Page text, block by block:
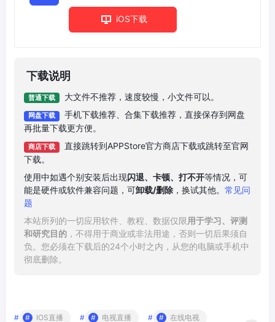
iOS下载
下载说明
普通下载 大文件不推荐，速度较慢，小文件可以。
网盘下载
手机下载推荐、合集下载推荐，直接保存到网盘
再批量下载更方便。
商店下载
直接跳转到APPStore官方商店下载或跳转至官网
下载。
使用中如遇个别安装后出现闪退、卡顿、打不开等情况，可
能是硬件或软件兼容问题，可卸载/删除 ，换试其他。 常见问
题
本站所列的一切应用软件、教程、数据仅限 用于学习、评测
和研究目的 ，不得用于商业或非法用途，否则一切后果须自
负。您必须在下载后的24个小时之内，从您的电脑或手机中
彻底删除。
# IOS直播 # 电视直播 # 在线电视